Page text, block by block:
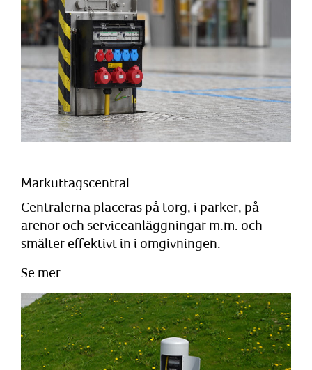
Markuttagscentral
Centralerna placeras på torg, i parker, på
arenor och serviceanläggningar m.m. och
smälter effektivt in i omgivningen.
Se mer